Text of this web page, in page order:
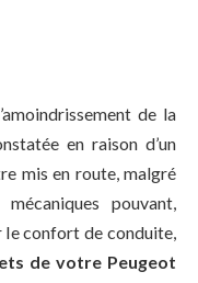
de la
en raison d’un
mis en route, malgré
pouvant,
le confort de conduite,
de votre Peugeot